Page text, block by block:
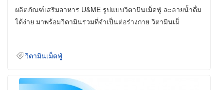
ผลิตภัณฑ์เสริมอาหาร U&ME รูปแบบวิตามินเม็ดฟู่ ละลายน้ำดื่ม
ได้ง่าย มาพร้อมวิตามินรวมที่จำเป็นต่อร่างกาย วิตามินเม็
วิตามินเม็ดฟู่